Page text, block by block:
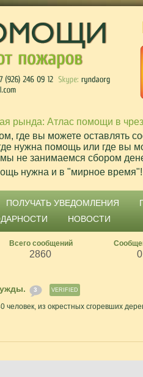
рында: Атлас помощи в
где вы можете оставлять
нужна помощь или где вы
не занимаемся сбором
нужна и в "мирное время"!
ПОЛУЧАТЬ УВЕДОМЛЕНИЯ
НОВОСТИ
Всего сообщений
2860
3 VERIFIED
из окрестных сгоревших